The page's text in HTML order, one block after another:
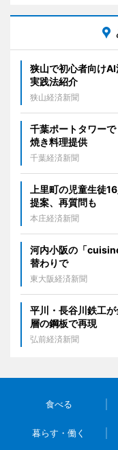
狭山で初心者向け
実践法紹介
狭山経済新聞
千葉ポートタワー
焼き料理提供
千葉経済新聞
上里町の児童生徒
提案、再質問も
本庄経済新聞
河内小阪の「
替わりで
東大阪経済新聞
平川・長谷川鉄工
層の鋼板で再現
弘前経済新聞
食べる
暮らす・働く